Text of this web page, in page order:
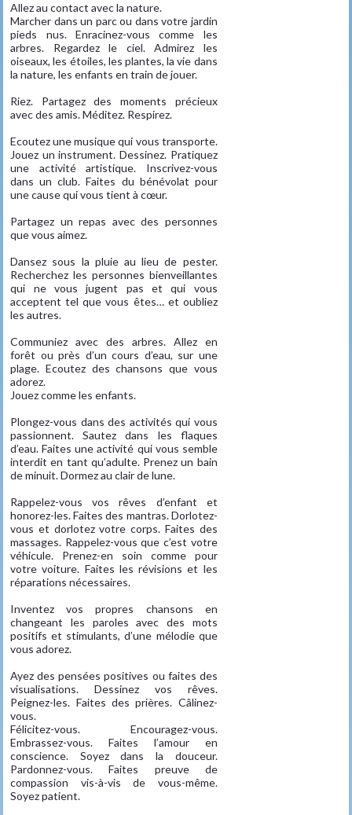
Allez au contact avec la nature.
Marcher dans un parc ou dans votre jardin
pieds nus. Enracinez-vous comme les
arbres. Regardez le ciel. Admirez les
oiseaux, les étoiles, les plantes, la vie dans
la nature, les enfants en train de jouer.
Riez. Partagez des moments précieux
avec des amis. Méditez. Respirez.
Ecoutez une musique qui vous transporte.
Jouez un instrument. Dessinez. Pratiquez
une activité artistique. Inscrivez-vous
dans un club. Faites du bénévolat pour
une cause qui vous tient à cœur.
Partagez un repas avec des personnes
que vous aimez.
Dansez sous la pluie au lieu de pester.
Recherchez les personnes bienveillantes
qui ne vous jugent pas et qui vous
acceptent tel que vous êtes… et oubliez
les autres.
Communiez avec des arbres. Allez en
forêt ou près d’un cours d’eau, sur une
plage. Ecoutez des chansons que vous
adorez.
Jouez comme les enfants.
Plongez-vous dans des activités qui vous
passionnent. Sautez dans les flaques
d’eau. Faites une activité qui vous semble
interdit en tant qu’adulte. Prenez un bain
de minuit. Dormez au clair de lune.
Rappelez-vous vos rêves d’enfant et
honorez-les. Faites des mantras. Dorlotez-
vous et dorlotez votre corps. Faites des
massages. Rappelez-vous que c’est votre
véhicule. Prenez-en soin comme pour
votre voiture. Faites les révisions et les
réparations nécessaires.
Inventez vos propres chansons en
changeant les paroles avec des mots
positifs et stimulants, d’une mélodie que
vous adorez.
Ayez des pensées positives ou faites des
visualisations. Dessinez vos rêves.
Peignez-les. Faites des prières. Câlinez-
vous.
Félicitez-vous. Encouragez-vous.
Embrassez-vous. Faites l’amour en
conscience. Soyez dans la douceur.
Pardonnez-vous. Faites preuve de
compassion vis-à-vis de vous-même.
Soyez patient.